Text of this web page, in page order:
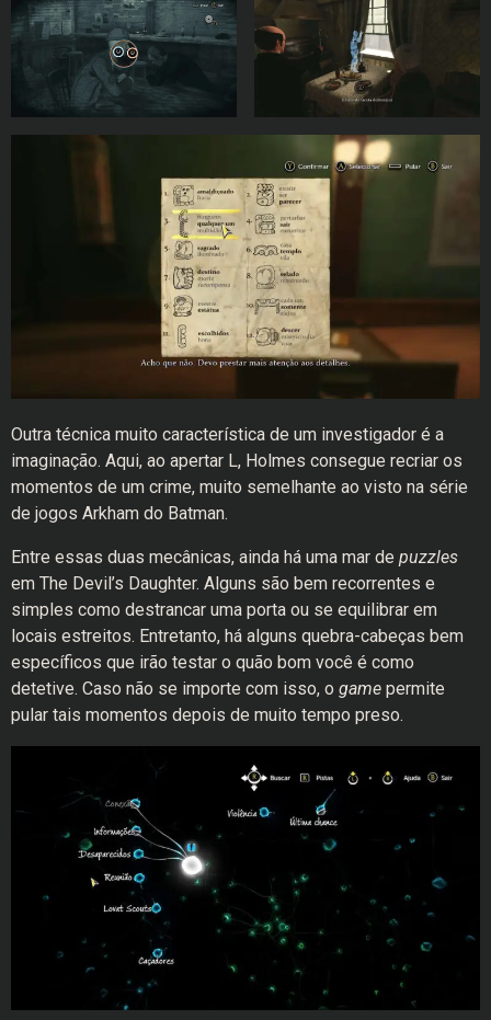
Outra técnica muito característica de um investigador é a
imaginação. Aqui, ao apertar L, Holmes consegue recriar os
momentos de um crime, muito semelhante ao visto na série
de jogos Arkham do Batman.
Entre essas duas mecânicas, ainda há uma mar de puzzles
em The Devil’s Daughter. Alguns são bem recorrentes e
simples como destrancar uma porta ou se equilibrar em
locais estreitos. Entretanto, há alguns quebra-cabeças bem
específicos que irão testar o quão bom você é como
detetive. Caso não se importe com isso, o game permite
pular tais momentos depois de muito tempo preso.